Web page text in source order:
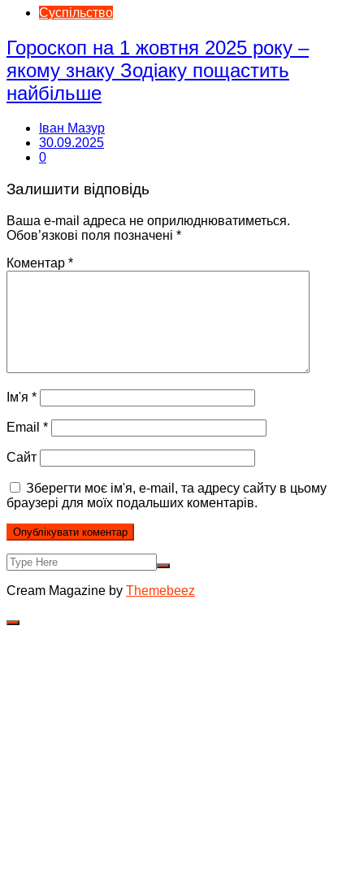
Суспільство
Гороскоп на 1 жовтня 2025 року –
якому знаку Зодіаку пощастить
найбільше
Іван Мазур
30.09.2025
0
Залишити відповідь
Ваша e-mail адреса не оприлюднюватиметься.
Обов’язкові поля позначені *
Коментар *
Ім'я *
Email *
Сайт
Зберегти моє ім'я, e-mail, та адресу сайту в цьому
браузері для моїх подальших коментарів.
Cream Magazine by Themebeez